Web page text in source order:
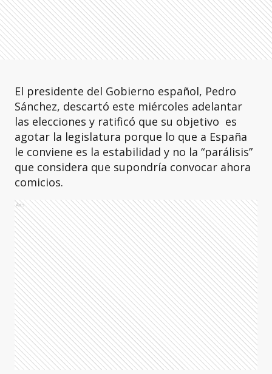
El presidente del Gobierno español, Pedro
Sánchez, descartó este miércoles adelantar
las elecciones y ratificó que su objetivo es
agotar la legislatura porque lo que a España
le conviene es la estabilidad y no la “parálisis”
que considera que supondría convocar ahora
comicios.
Ads